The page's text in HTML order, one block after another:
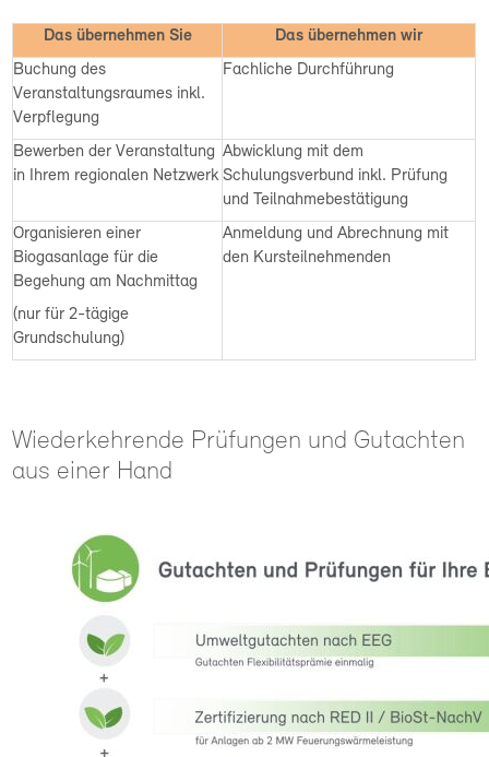
Das übernehmen Sie
Das übernehmen wir
Buchung des
Veranstaltungsraumes inkl.
Verpflegung
Fachliche Durchführung
Bewerben der Veranstaltung
in Ihrem regionalen Netzwerk
Abwicklung mit dem
Schulungsverbund inkl. Prüfung
und Teilnahmebestätigung
Organisieren einer
Biogasanlage für die
Begehung am Nachmittag
(nur für 2-tägige
Grundschulung)
Anmeldung und Abrechnung mit
den Kursteilnehmenden
Wiederkehrende Prüfungen und Gutachten
aus einer Hand